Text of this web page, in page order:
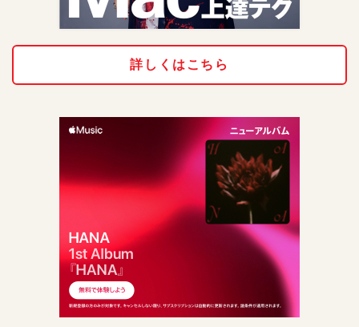
詳しくはこちら